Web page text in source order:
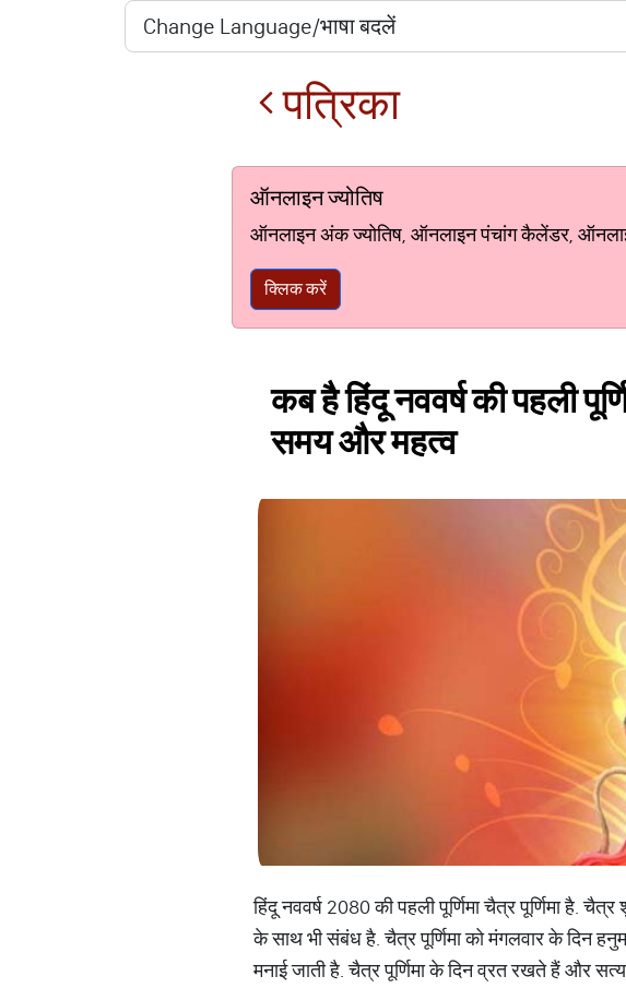
पत्रिका
ऑनलाइन ज्योतिष
ऑनलाइन अंक ज्योतिष, ऑनलाइन पंचांग कैलेंडर,
क्लिक करें
कब है हिंदू नववर्ष की पहली
समय और महत्व
हिंदू नववर्ष 2080 की पहली पूर्णिमा चैत्र पूर्णिमा है.
के साथ भी संबंध है. चैत्र पूर्णिमा को मंगलवार के दिन
मनाई जाती है. चैत्र पूर्णिमा के दिन व्रत रखते हैं और